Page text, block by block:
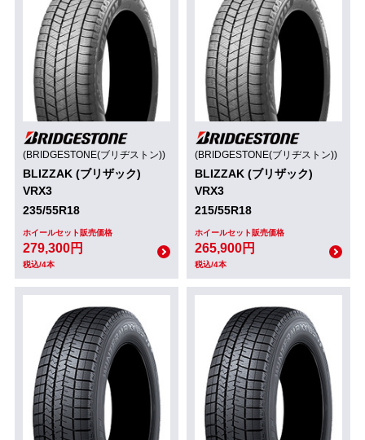
(BRIDGESTONE(ブリヂストン))
BLIZZAK (ブリザック)
VRX3
235/55R18
ホイールセット販売価格
279,300円
税込/4本
(BRIDGESTONE(ブリヂストン))
BLIZZAK (ブリザック)
VRX3
215/55R18
ホイールセット販売価格
265,900円
税込/4本